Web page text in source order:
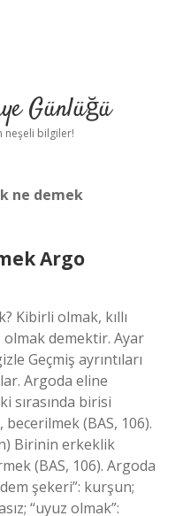
Günlüğü
neşeli bilgiler!
ne demek
Argo
Kibirli olmak, kıllı
olmak demektir. Ayar
Geçmiş ayrıntıları
Argoda eline
sırasında birisi
(BAS, 106).
Birinin erkeklik
(BAS, 106). Argoda
şekeri”: kurşun;
“uyuz olmak”: